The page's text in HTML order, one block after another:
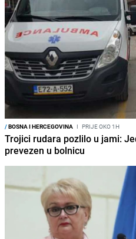
/BOSNA I HERCEGOVINA I PRIJE OKO 1H
Trojici rudara pozlilo u jami:
prevezen u bolnicu